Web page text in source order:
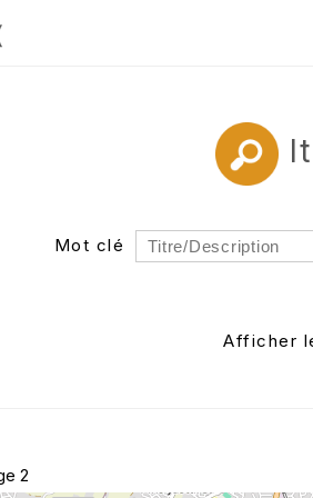
Mot clé
Auteur
Afficher
2